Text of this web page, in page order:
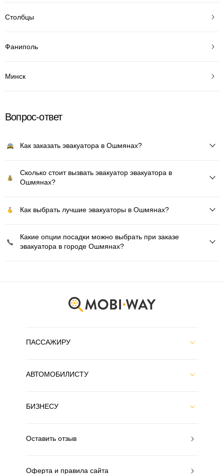
Столбцы
Фаниполь
Минск
Вопрос-ответ
Как заказать эвакуатора в Ошмянах?
Сколько стоит вызвать эвакуатор эвакуатора в
Ошмянах?
Как выбрать лучшие эвакуаторы в Ошмянах?
Какие опции посадки можно выбрать при заказе
эвакуатора в городе Ошмянах?
ПАССАЖИРУ
АВТОМОБИЛИСТУ
БИЗНЕСУ
Оставить отзыв
Оферта и правила сайта